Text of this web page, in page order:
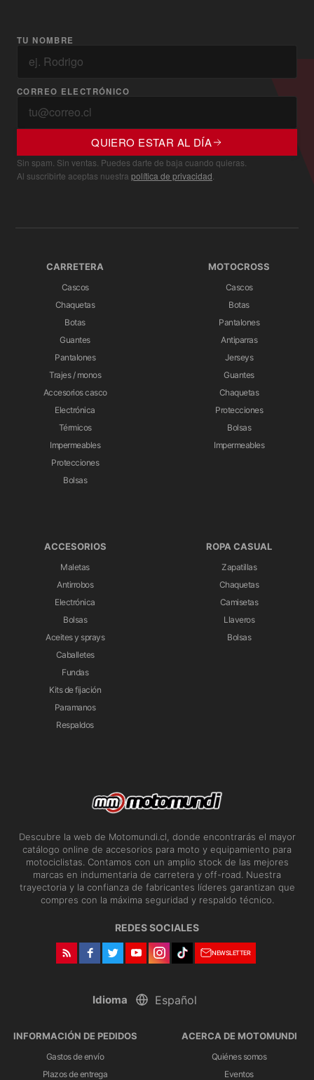
TU NOMBRE
CORREO ELECTRÓNICO
QUIERO ESTAR AL DÍA
Sin spam. Sin ventas. Puedes darte de baja cuando quieras.
Al suscribirte aceptas nuestra política de privacidad
CARRETERA
Cascos
Chaquetas
Botas
Guantes
Pantalones
Trajes / monos
Accesorios casco
Electrónica
Térmicos
Impermeables
Protecciones
Bolsas
MOTOCROSS
Cascos
Botas
Pantalones
Antiparras
Jerseys
Guantes
Chaquetas
Protecciones
Bolsas
Impermeables
ACCESORIOS
Maletas
Antirrobos
Electrónica
Bolsas
Aceites y sprays
Caballetes
Fundas
Kits de fijación
Paramanos
Respaldos
ROPA CASUAL
Zapatillas
Chaquetas
Camisetas
Llaveros
Bolsas
Descubre la web de Motomundi.cl, donde encontrarás el mayor
catálogo online de accesorios para moto y equipamiento para
motociclistas. Contamos con un amplio stock de las mejores
marcas en indumentaria de carretera y off-road. Nuestra
trayectoria y la confianza de fabricantes líderes garantizan que
compres con la máxima seguridad y respaldo técnico.
REDES SOCIALES
NEWSLETTER
Idioma
INFORMACIÓN DE PEDIDOS
Gastos de envío
Plazos de entrega
ACERCA DE MOTOMUNDI
Quiénes somos
Eventos